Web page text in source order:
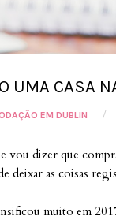
UMA CASA
EM DUBLIN /
vou dizer que
as coisas
muito em